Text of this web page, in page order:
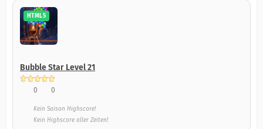
HTML5
Bubble Star Level 21
0 0
Kein Saison Highscore!
Kein Highscore aller Zeiten!